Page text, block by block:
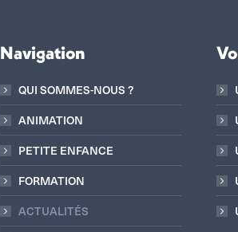
Navigation
QUI SOMMES-NOUS ?
ANIMATION
PETITE ENFANCE
FORMATION
ACTUALITÉS